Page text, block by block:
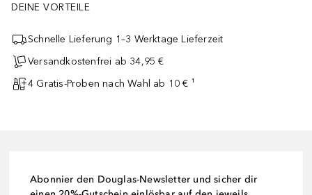
DEINE VORTEILE
Schnelle Lieferung 1–3 Werktage Lieferzeit
Versandkostenfrei ab 34,95 €
4 Gratis-Proben nach Wahl ab 10 € ¹
Abonnier den Douglas-Newsletter und sicher dir